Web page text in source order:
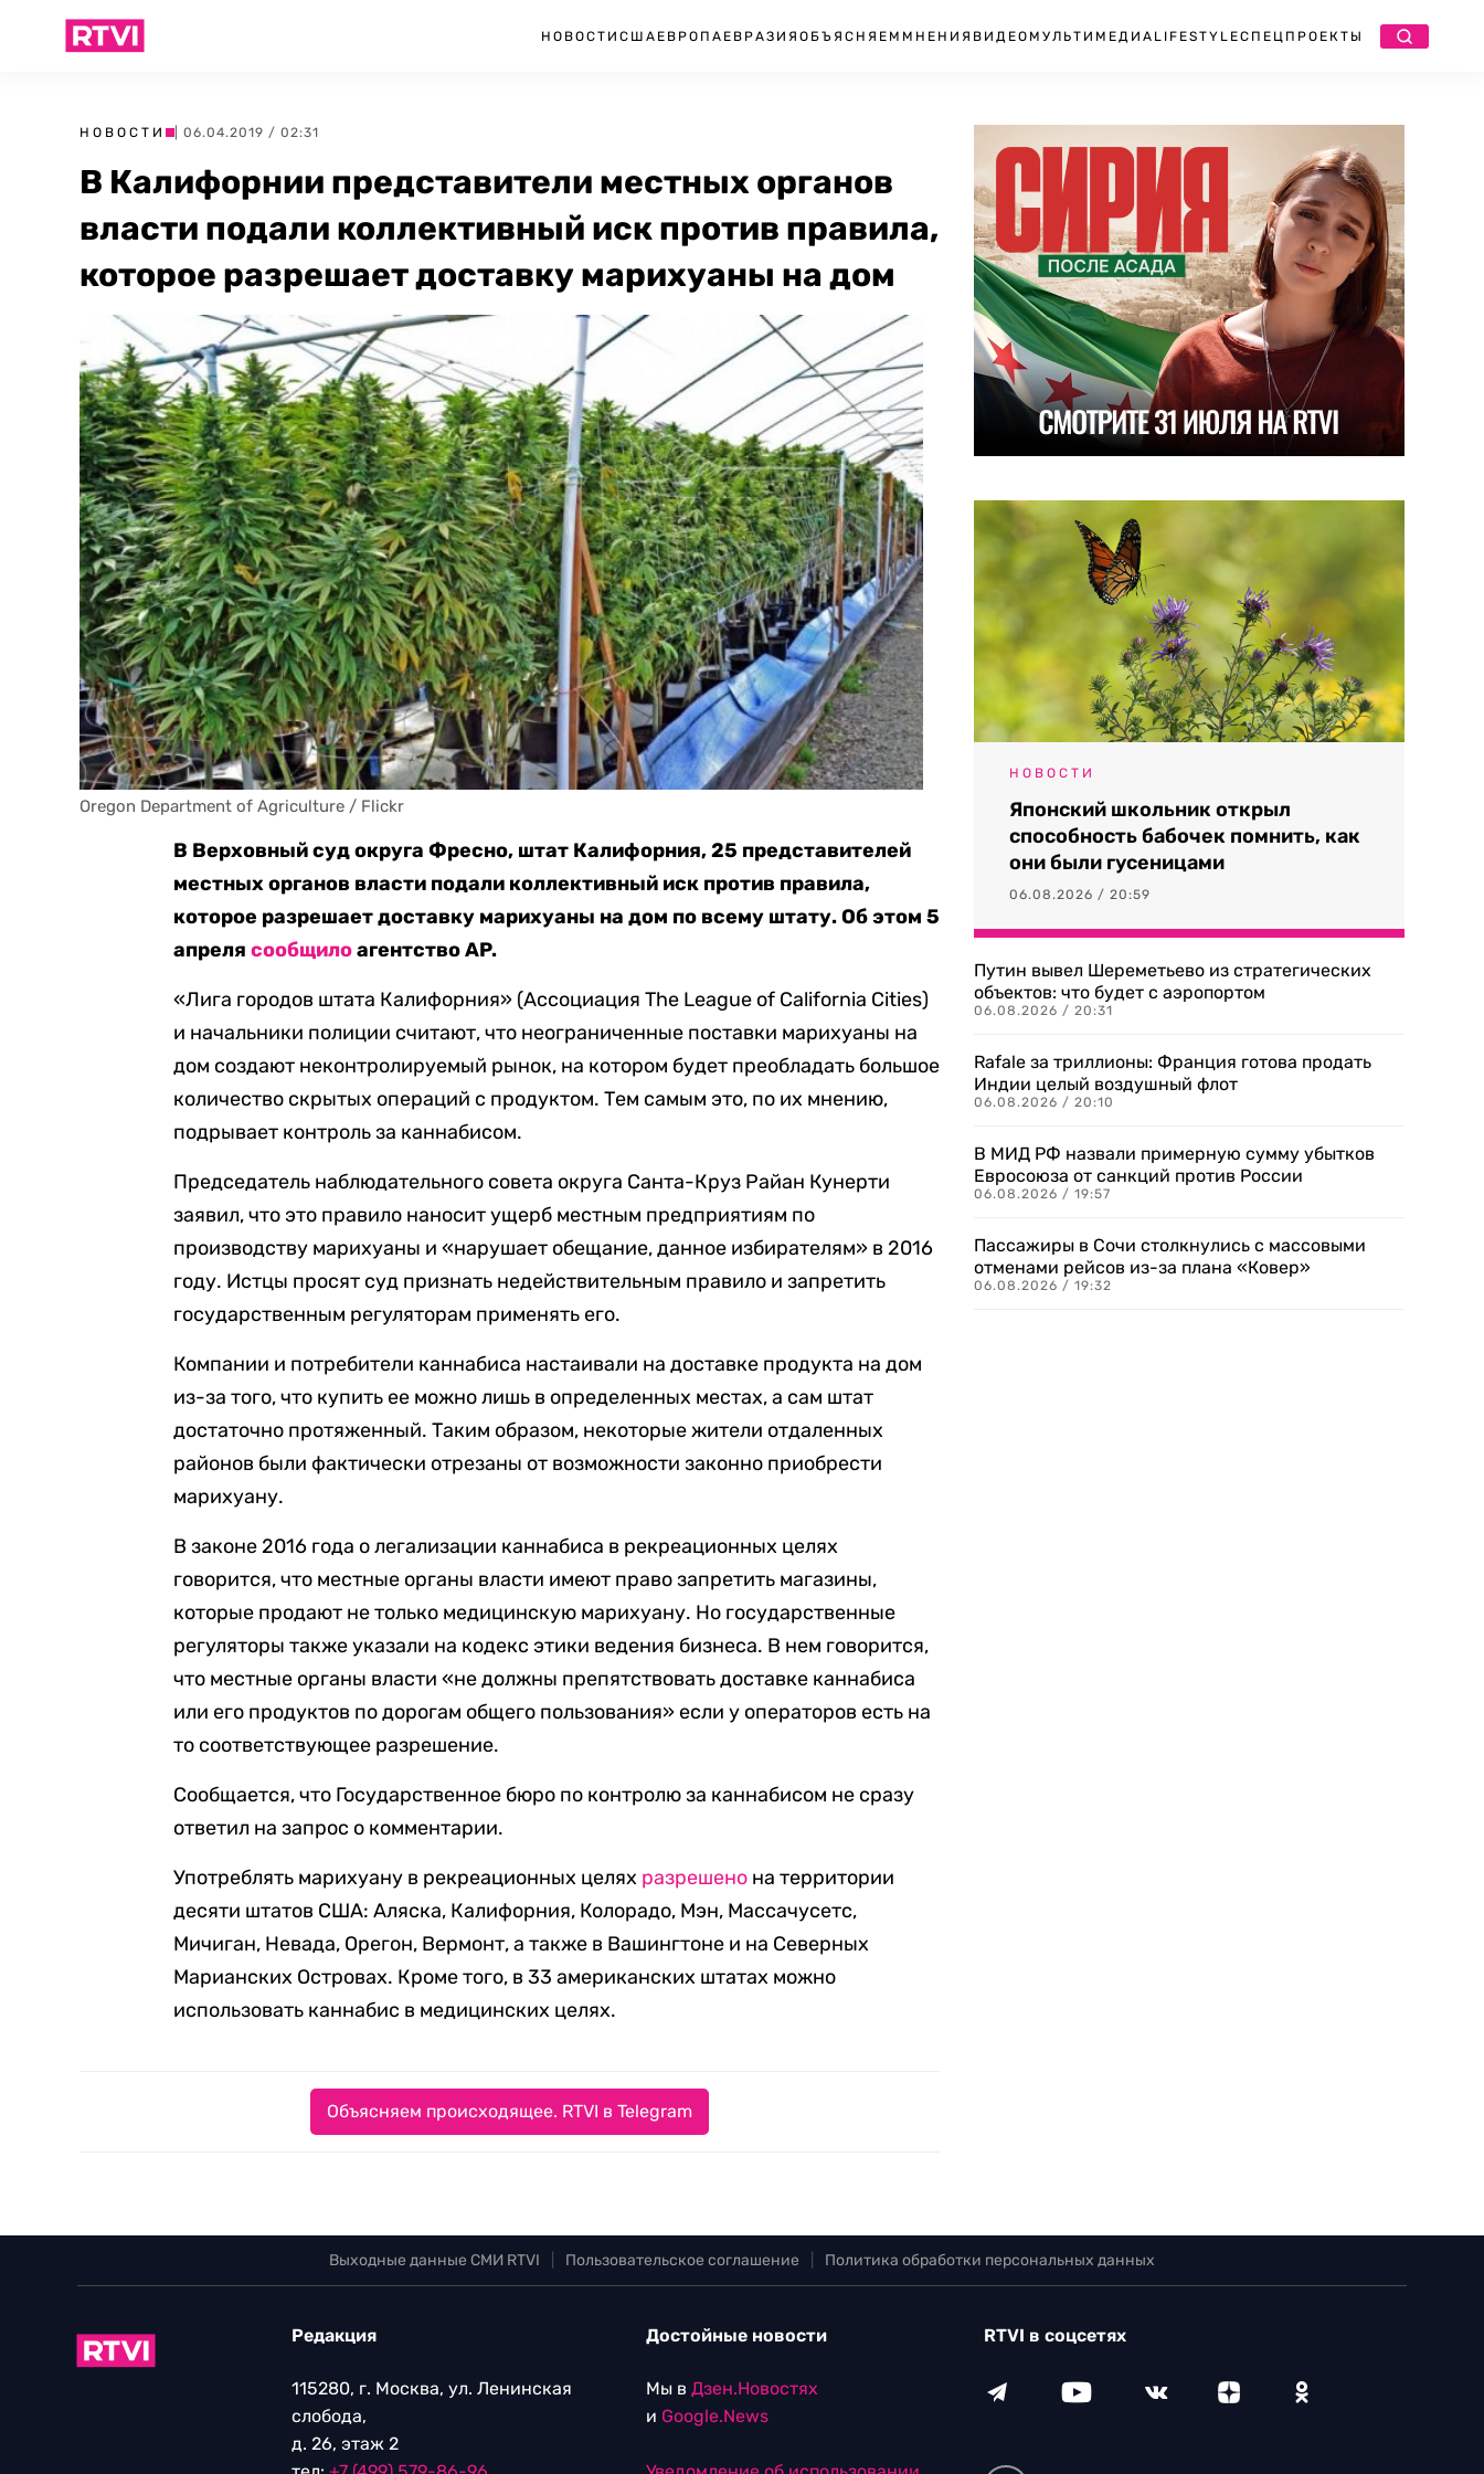
НОВОСТИ США ЕВРОПА ЕВРАЗИЯ ОБЪЯСНЯЕМ МНЕНИЯ ВИДЕО МУЛЬТИМЕДИА LIFESTYLEСПЕЦПРОЕКТЫ
НОВОСТИ | 06.04.2019 / 02:31
В Калифорнии представители местных органов
власти подали коллективный иск против правила,
которое разрешает доставку марихуаны на дом
Oregon Department of Agriculture / Flickr
В Верховный суд округа Фресно, штат Калифорния, 25 представителей
местных органов власти подали коллективный иск против правила,
которое разрешает доставку марихуаны на дом по всему штату. Об этом 5
апрелясообщилоагентство AP.
«Лига городов штата Калифорния» (Ассоциация The League of California Cities)
и начальники полиции считают, что неограниченные поставки марихуаны на
дом создают неконтролируемый рынок, на котором будет преобладать большое
количество скрытых операций с продуктом. Тем самым это, по их мнению,
подрывает контроль за каннабисом.
Председатель наблюдательного совета округа Санта-Круз Райан Кунерти
заявил, что это правило наносит ущерб местным предприятиям по
производству марихуаны и «нарушает обещание, данное избирателям» в 2016
году. Истцы просят суд признать недействительным правило и запретить
государственным регуляторам применять его.
Компании и потребители каннабиса настаивали на доставке продукта на дом
из-за того, что купить ее можно лишь в определенных местах, а сам штат
достаточно протяженный. Таким образом, некоторые жители отдаленных
районов были фактически отрезаны от возможности законно приобрести
марихуану.
В законе 2016 года о легализации каннабиса в рекреационных целях
говорится, что местные органы власти имеют право запретить магазины,
которые продают не только медицинскую марихуану. Но государственные
регуляторы также указали на кодекс этики ведения бизнеса. В нем говорится,
что местные органы власти «не должны препятствовать доставке каннабиса
или его продуктов по дорогам общего пользования» если у операторов есть на
то соответствующее разрешение.
Сообщается, что Государственное бюро по контролю за каннабисом не сразу
ответил на запрос о комментарии.
Употреблять марихуану в рекреационных целях разрешено на территории
десяти штатов США: Аляска, Калифорния, Колорадо, Мэн, Массачусетс,
Мичиган, Невада, Орегон, Вермонт, а также в Вашингтоне и на Северных
Марианских Островах. Кроме того, в 33 американских штатах можно
использовать каннабис в медицинских целях.
Объясняем происходящее. RTVI в Telegram
НОВОСТИ
Японский школьник открыл
способность бабочек помнить, как
они были гусеницами
06.08.2026 / 20:59
Путин вывел Шереметьево из стратегических
объектов: что будет с аэропортом
06.08.2026 / 20:31
Rafale за триллионы: Франция готова продать
Индии целый воздушный флот
06.08.2026 / 20:10
В МИД РФ назвали примерную сумму убытков
Евросоюза от санкций против России
06.08.2026 / 19:57
Пассажиры в Сочи столкнулись с массовыми
отменами рейсов из-за плана «Ковер»
06.08.2026 / 19:32
Выходные данные СМИ RTVI Пользовательское соглашение Политика обработки персональных данных
Редакция
115280, г. Москва, ул. Ленинская
слобода,
д. 26, этаж 2
Достойные новости
Мы в Дзен.Новостях
и Google.News
RTVI в соцсетях